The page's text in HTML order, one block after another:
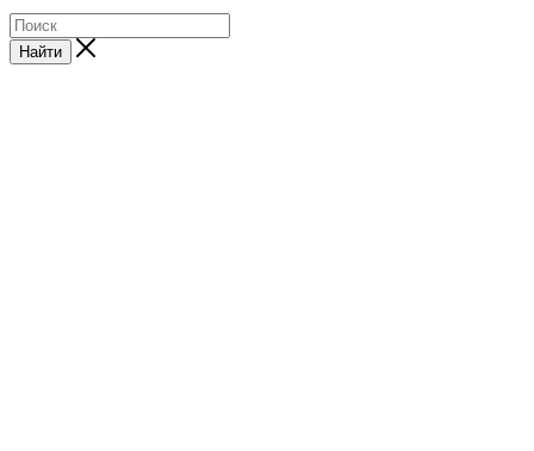
Найти